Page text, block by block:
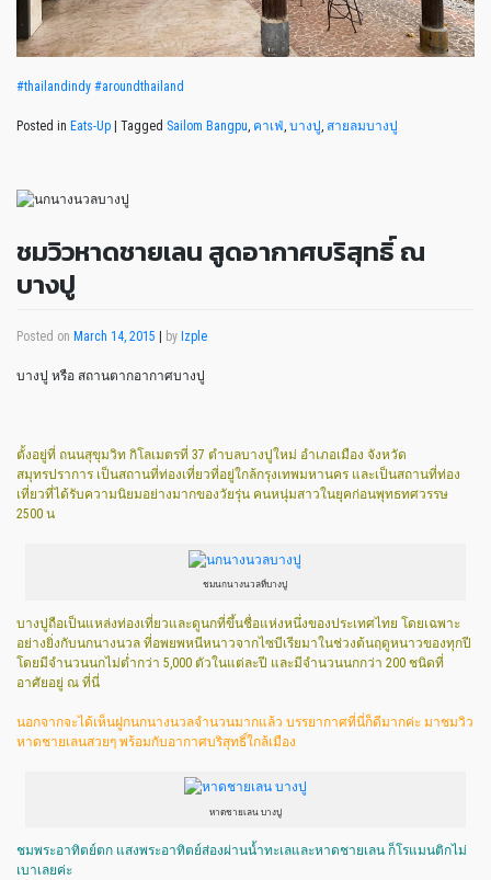
#thailandindy #aroundthailand
Posted in Eats-Up Tagged Sailom Bangpu, คาเฟ่, บางปู, สายลมบางปู
ชมวิวหาดชายเลน สูดอากาศบริสุทธิ์ ณ
บางปู
Posted on March 14, 2015 by Izple
บางปู หรือ สถานตากอากาศบางปู
ตั้งอยู่ที่ ถนนสุขุมวิท กิโลเมตรที่ 37 ตำบลบางปูใหม่ อำเภอเมือง จังหวัด
สมุทรปราการ เป็นสถานที่ท่องเที่ยวที่อยู่ใกล้กรุงเทพมหานคร และเป็นสถานที่ท่อง
เที่ยวที่ได้รับความนิยมอย่างมากของวัยรุ่น คนหนุ่มสาวในยุคก่อนพุทธทศวรรษ
2500 น
ชมนกนางนวลที่บางปู
บางปูถือเป็นแหล่งท่องเที่ยวและดูนกที่ขึ้นชื่อแห่งหนึ่งของประเทศไทย โดยเฉพาะ
อย่างยิ่งกับนกนางนวล ที่อพยพหนีหนาวจากไซบีเรียมาในช่วงต้นฤดูหนาวของทุกปี
โดยมีจำนวนนกไม่ต่ำกว่า 5,000 ตัวในแต่ละปี และมีจำนวนนกกว่า 200 ชนิดที่
อาศัยอยู่ ณ ที่นี่
นอกจากจะได้เห็นฝูกนกนางนวลจำนวนมากแล้ว บรรยากาศที่นี่ก็ดีมากค่ะ มาชมวิว
หาดชายเลนสวยๆ พร้อมกับอากาศบริสุทธิ์ใกล้เมือง
หาดชายเลน บางปู
ชมพระอาทิตย์ตก แสงพระอาทิตย์ส่องผ่านน้ำทะเลและหาดชายเลน ก็โรแมนติกไม่
เบาเลยค่ะ